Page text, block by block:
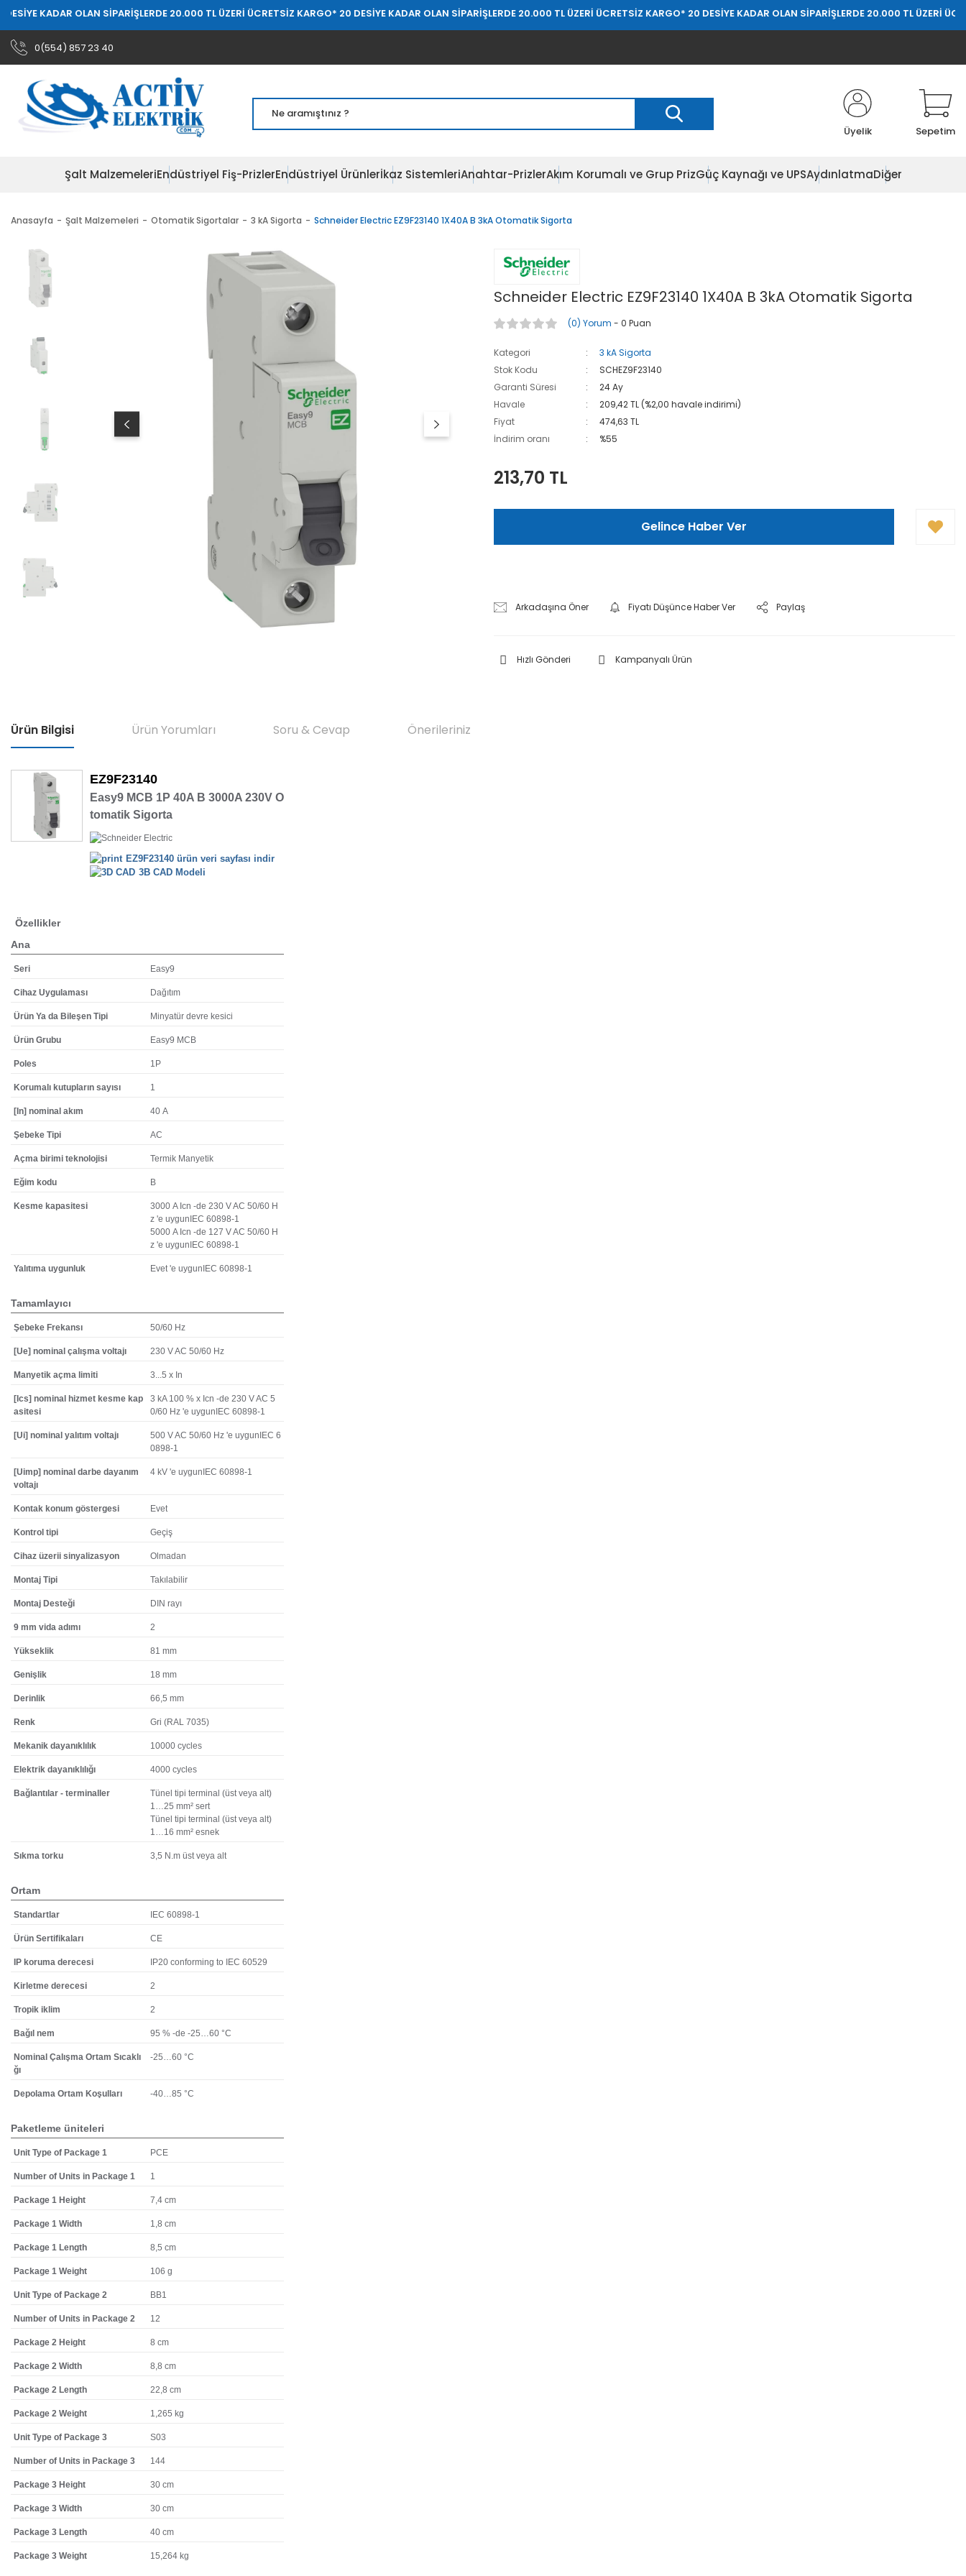
OLAN SİPARİŞLERDE 20.000 TL ÜZERİ ÜCRETSİZ KARGO* 20 DESİYE KADAR OLAN SİPARİŞLERDE 20.000 TL ÜZERİ ÜCRETSİZ KARGO* 20 DESİYE KADAR OLAN SİPARİŞLERDE 20.000 TL ÜZERİ ÜCRETSİZ
0(554) 857 23 40
Üyelik Sepetim
Şalt MalzemeleriEndüstriyel Fiş-PrizlerEndüstriyel Ürünlerİkaz SistemleriAnahtar-PrizlerAkım Korumalı ve Grup PrizGüç Kaynağı ve UPSAydınlatmaDiğer
Anasayfa Şalt Malzemeleri Otomatik Sigortalar 3 kA Sigorta Schneider Electric EZ9F23140 1X40A B 3kA Otomatik Sigorta
Schneider Electric EZ9F23140 1X40A B 3kA Otomatik Sigorta
(0) Yorum - 0 Puan
Kategori
3 kA Sigorta
Stok Kodu
SCHEZ9F23140
Garanti Süresi
24 Ay
Havale
209,42 TL (%2,00 havale indirimi)
Fiyat
474,63 TL
İndirim oranı
%55
213,70 TL
Gelince Haber Ver
Arkadaşına Öner Fiyatı Düşünce Haber Ver Paylaş
Hızlı Gönderi Kampanyalı Ürün
Ürün Bilgisi Ürün Yorumları Soru & Cevap Önerileriniz
EZ9F23140
Easy9 MCB 1P 40A B 3000A 230V O
tomatik Sigorta
EZ9F23140 ürün veri sayfası indir
3B CAD Modeli
Özellikler
Ana
Seri Easy9
Cihaz Uygulaması Dağıtım
Ürün Ya da Bileşen Tipi Minyatür devre kesici
Ürün Grubu Easy9 MCB
Poles 1P
Korumalı kutupların sayısı 1
[In] nominal akım 40 A
Şebeke Tipi AC
Açma birimi teknolojisi Termik Manyetik
Eğim kodu B
Kesme kapasitesi
3000 A Icn -de 230 V AC 50/60 H
z 'e uygunIEC 60898-1
5000 A Icn -de 127 V AC 50/60 H
z 'e uygunIEC 60898-1
Yalıtıma uygunluk Evet 'e uygunIEC 60898-1
Tamamlayıcı
Şebeke Frekansı 50/60 Hz
[Ue] nominal çalışma voltajı 230 V AC 50/60 Hz
Manyetik açma limiti 3...5 x In
[Ics] nominal hizmet kesme kap
asitesi
3 kA 100 % x Icn -de 230 V AC 5
0/60 Hz 'e uygunIEC 60898-1
[Ui] nominal yalıtım voltajı
500 V AC 50/60 Hz 'e uygunIEC 6
0898-1
[Uimp] nominal darbe dayanım
voltajı
4 kV 'e uygunIEC 60898-1
Kontak konum göstergesi Evet
Kontrol tipi Geçiş
Cihaz üzerii sinyalizasyon Olmadan
Montaj Tipi Takılabilir
Montaj Desteği DIN rayı
9 mm vida adımı 2
Yükseklik 81 mm
Genişlik 18 mm
Derinlik 66,5 mm
Renk Gri (RAL 7035)
Mekanik dayanıklılık 10000 cycles
Elektrik dayanıklılığı 4000 cycles
Bağlantılar - terminaller
Tünel tipi terminal (üst veya alt)
1…25 mm² sert
Tünel tipi terminal (üst veya alt)
1…16 mm² esnek
Sıkma torku 3,5 N.m üst veya alt
Ortam
Standartlar IEC 60898-1
Ürün Sertifikaları CE
IP koruma derecesi IP20 conforming to IEC 60529
Kirletme derecesi 2
Tropik iklim 2
Bağıl nem 95 % -de -25…60 °C
Nominal Çalışma Ortam Sıcaklı
ğı
-25…60 °C
Depolama Ortam Koşulları -40…85 °C
Paketleme üniteleri
Unit Type of Package 1 PCE
Number of Units in Package 1 1
Package 1 Height 7,4 cm
Package 1 Width 1,8 cm
Package 1 Length 8,5 cm
Package 1 Weight 106 g
Unit Type of Package 2 BB1
Number of Units in Package 2 12
Package 2 Height 8 cm
Package 2 Width 8,8 cm
Package 2 Length 22,8 cm
Package 2 Weight 1,265 kg
Unit Type of Package 3 S03
Number of Units in Package 3 144
Package 3 Height 30 cm
Package 3 Width 30 cm
Package 3 Length 40 cm
Package 3 Weight 15,264 kg